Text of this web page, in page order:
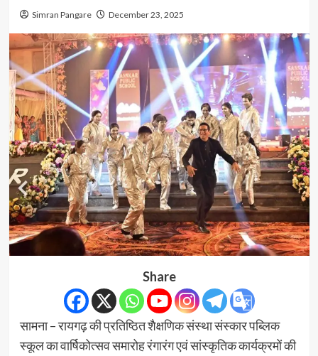
Simran Pangare December 23, 2025
Share
सामना – रायगढ़ की प्रतिष्ठित शैक्षणिक संस्था संस्कार पब्लिक
स्कूल का वार्षिकोत्सव समारोह रंगारंग एवं सांस्कृतिक कार्यक्रमों की